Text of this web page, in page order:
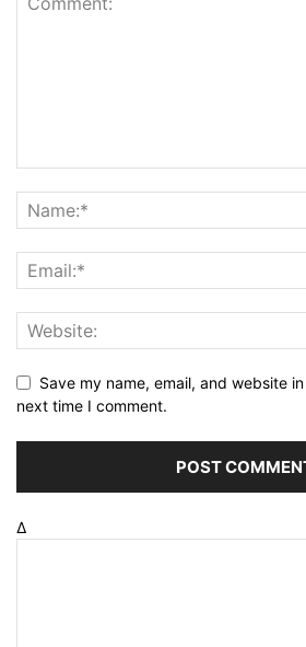
Save my name, email, and website
next time I comment.
Δ